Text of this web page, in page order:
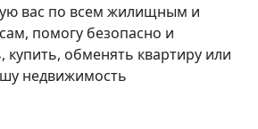
вас по всем жилищным и
помогу безопасно и
купить, обменять квартиру или
недвижимость